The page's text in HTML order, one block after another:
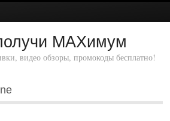
MAXимум
видео обзоры, промокоды бесплатно!